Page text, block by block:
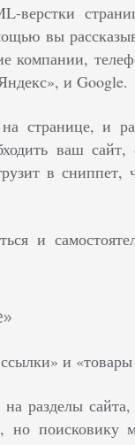
верстки
вы
компании,
и Google.
странице, и
ваш
в сниппет,
и
и
разделы
но